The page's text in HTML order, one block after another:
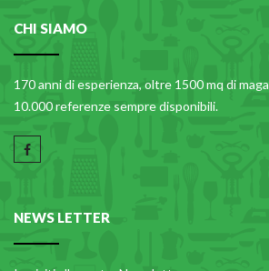
CHI SIAMO
170 anni di esperienza, oltre 1500 mq di
10.000 referenze sempre disponibili.
NEWS LETTER